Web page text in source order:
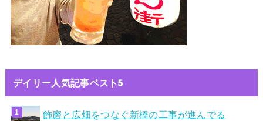
デイリー人気記事ベスト5
飾磨と広畑をつなぐ新橋の工事が進んでる